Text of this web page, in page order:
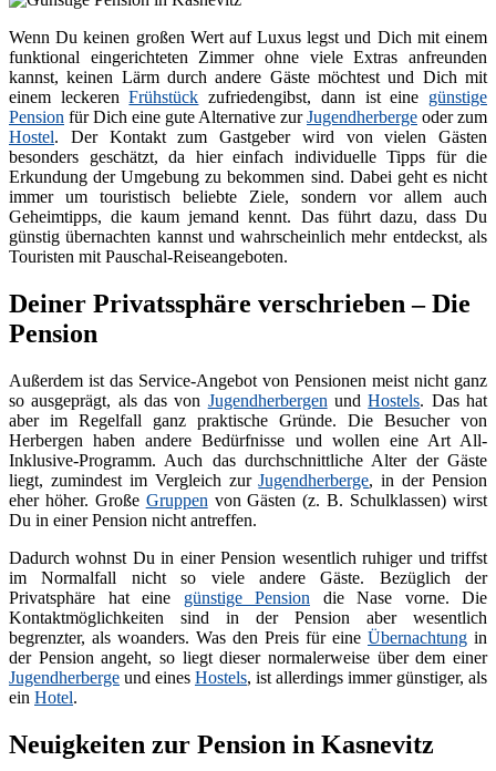
Wenn Du keinen großen Wert auf Luxus legst und Dich mit einem
funktional eingerichteten Zimmer ohne viele Extras anfreunden
kannst, keinen Lärm durch andere Gäste möchtest und Dich mit
einem leckerenFrühstück zufriedengibst, dann ist eine günstige
Pension für Dich eine gute Alternative zurJugendherberge oder zum
Hostel. Der Kontakt zum Gastgeber wird von vielen Gästen
besonders geschätzt, da hier einfach individuelle Tipps für die
Erkundung der Umgebung zu bekommen sind. Dabei geht es nicht
immer um touristisch beliebte Ziele, sondern vor allem auch
Geheimtipps, die kaum jemand kennt. Das führt dazu, dass Du
günstig übernachten kannst und wahrscheinlich mehr entdeckst, als
Touristen mit Pauschal-Reiseangeboten.
Deiner Privatssphäre verschrieben – Die
Pension
Außerdem ist das Service-Angebot von Pensionen meist nicht ganz
so ausgeprägt, als das von Jugendherbergen undHostels. Das hat
aber im Regelfall ganz praktische Gründe. Die Besucher von
Herbergen haben andere Bedürfnisse und wollen eine Art All-
Inklusive-Programm. Auch das durchschnittliche Alter der Gäste
liegt, zumindest im Vergleich zurJugendherberge, in der Pension
eher höher. Große Gruppen von Gästen (z. B. Schulklassen) wirst
Du in einer Pension nicht antreffen.
Dadurch wohnst Du in einer Pension wesentlich ruhiger und triffst
im Normalfall nicht so viele andere Gäste. Bezüglich der
Privatsphäre hat eine günstige Pension die Nase vorne. Die
Kontaktmöglichkeiten sind in der Pension aber wesentlich
begrenzter, als woanders. Was den Preis für eine Übernachtung in
der Pension angeht, so liegt dieser normalerweise über dem einer
Jugendherberge und eines Hostels, ist allerdings immer günstiger, als
ein Hotel.
Neuigkeiten zur Pension in Kasnevitz